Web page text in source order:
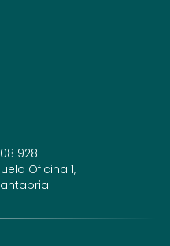
928
Oficina 1,